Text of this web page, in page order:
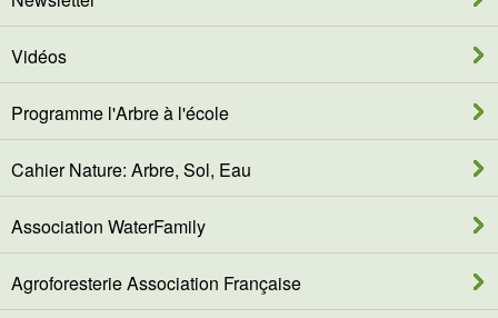
Vidéos
Programme l'Arbre à l'école
Cahier Nature: Arbre, Sol, Eau
Association WaterFamily
Agroforesterie Association Française